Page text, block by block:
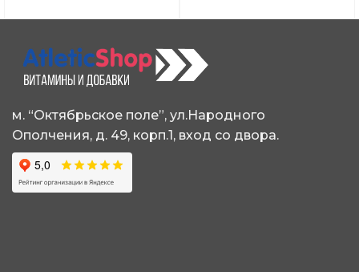
м. “Октябрьское поле”, ул.Народного
Ополчения, д. 49, корп.1, вход со двора.